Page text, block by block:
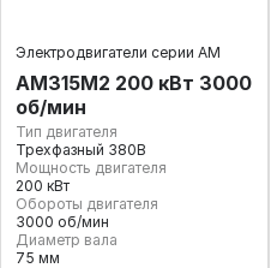
Электродвигатели серии АМ
АМ315М2 200 кВт 3000
об/мин
Тип двигателя
Трехфазный 380В
Мощность двигателя
200 кВт
Обороты двигателя
3000 об/мин
Диаметр вала
75 мм